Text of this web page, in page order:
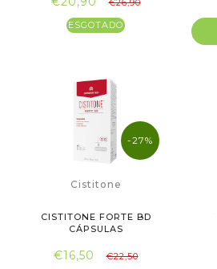
€26,90
ESGOTADO
-27%
Cistitone
CISTITONE FORTE BD
CÁPSULAS
€16,50
€22,50